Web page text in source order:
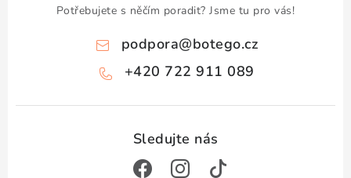
Potřebujete s něčím poradit? Jsme tu pro vás!
podpora@botego.cz
+420 722 911 089